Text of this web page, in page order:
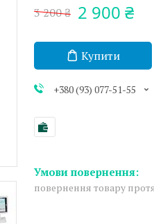
3 200 ₴ 2 900 ₴
Купити
+380 (93) 077-51-55
повернення товару